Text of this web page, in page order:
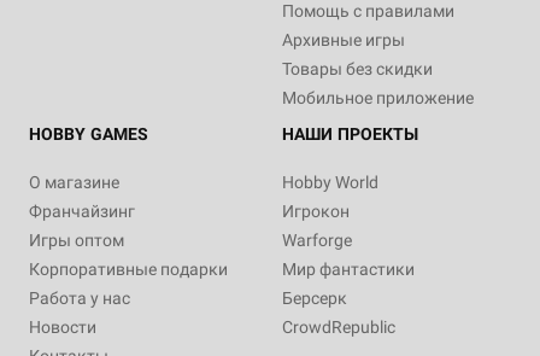
Помощь с правилами
Архивные игры
Товары без скидки
Мобильное приложение
HOBBY GAMES
О магазине
Франчайзинг
Игры оптом
Корпоративные подарки
Работа у нас
Новости
НАШИ ПРОЕКТЫ
Hobby World
Игрокон
Warforge
Мир фантастики
Берсерк
CrowdRepublic